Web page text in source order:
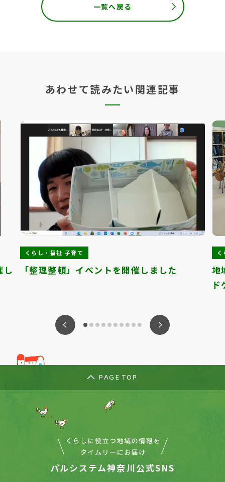
一覧へ戻る
あわせて読みたい関連記事
し
くらし・福祉 子育て
「整理整頓」イベントを開催しました
地
PAGE TOP
パルシステム神奈川公式SNS